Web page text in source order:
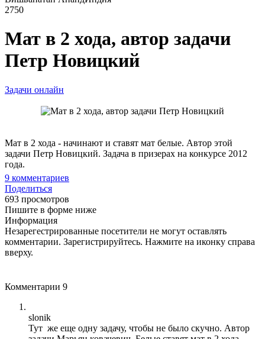
2750
Мат в 2 хода, автор задачи
Петр Новицкий
Задачи онлайн
Мат в 2 хода - начинают и ставят мат белые. Автор этой
задачи Петр Новицкий. Задача в призерах на конкурсе 2012
года.
9 комментариев
Поделиться
693 просмотров
Пишите в форме ниже
Информация
Незарегестрированные посетители не могут оставлять
комментарии. Зарегистрируйтесь. Нажмите на иконку справа
вверху.
Комментарии 9
slonik
Тут же еще одну задачу, чтобы не было скучно. Автор